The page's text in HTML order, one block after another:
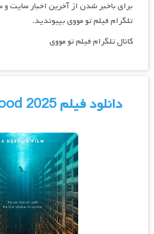
برای باخبر شدن از آخرین اخبار سایت و
تلگرام فیلم تو مووی بپیوندید.
کانال تلگرام فیلم تو مووی
دانلود فیلم The Great Flood 2025